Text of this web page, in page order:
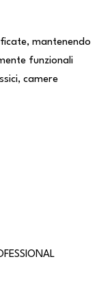
mantenendo
funzionali
camere